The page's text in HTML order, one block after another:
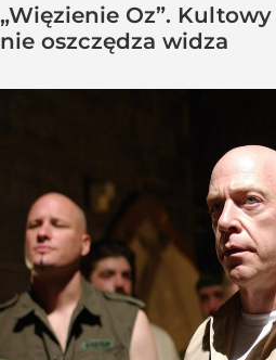
„Więzienie Oz”.
nie oszczędza widza